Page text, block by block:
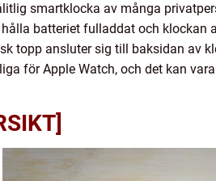
smartklocka av många
batteriet fulladdat och klockan
topp ansluter sig till baksidan av
för Apple Watch, och det kan